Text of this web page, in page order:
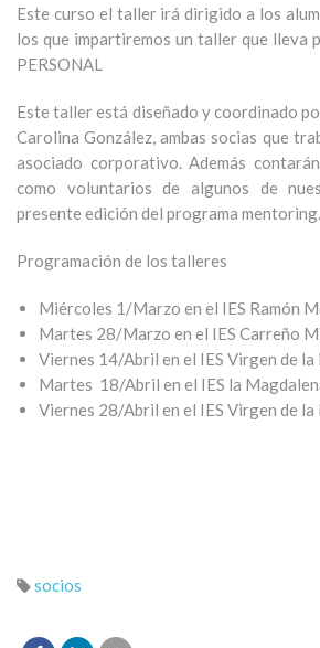
Este curso el taller irá dirigido a los
los que impartiremos un taller que lleva
PERSONAL
Este taller está diseñado y coordinado
Carolina González, ambas socias que
asociado corporativo. Además
como voluntarios de algunos de
presente edición del programa mentoring.
Programación de los talleres
Miércoles 1/Marzo en el IES Ramón
Martes 28/Marzo en el IES Carreño
Viernes 14/Abril en el IES Virgen de la
Martes 18/Abril en el IES la
Viernes 28/Abril en el IES Virgen de la
socios